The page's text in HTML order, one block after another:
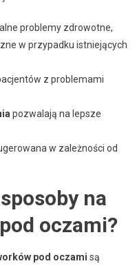
problemy zdrowotne,
w przypadku istniejących
z problemami
pozwalają na lepsze
w zależności od
na
oczami?
pod oczami są